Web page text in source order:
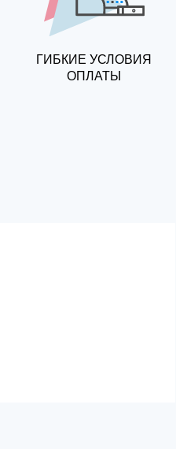
ГИБКИЕ УСЛОВИЯ
ОПЛАТЫ